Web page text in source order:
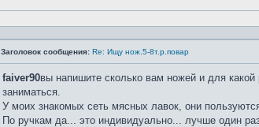
Заголовок сообщения: Re: Ищу нож.5-8т.р.повар
faiver90вы напишите сколько вам ножей и для
заниматься.
У моих знакомых сеть мясных лавок, они
По ручкам да... это индивидуально... лучше один